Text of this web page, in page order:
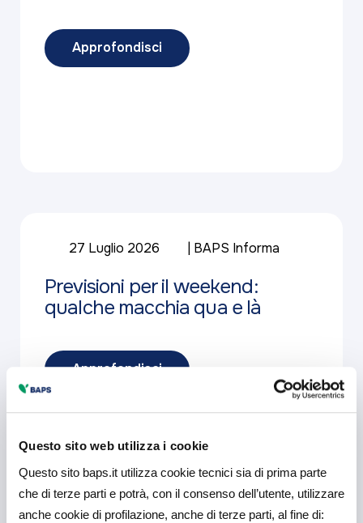
Questo sito web utilizza i cookie
Questo sito baps.it utilizza cookie tecnici sia di prima parte
che di terze parti e potrà, con il consenso dell’utente, utilizzare
anche cookie di profilazione, anche di terze parti, al fine di:
Approfondisci
27 Luglio 2026 BAPS Informa
Previsioni per il weekend:
qualche macchia qua e là
Approfondisci
23 Giugno 2026